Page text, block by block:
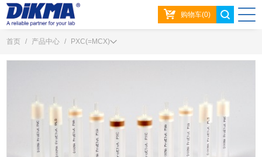
购物车(0)
首页 / 产品中心 / PXC(=MCX)